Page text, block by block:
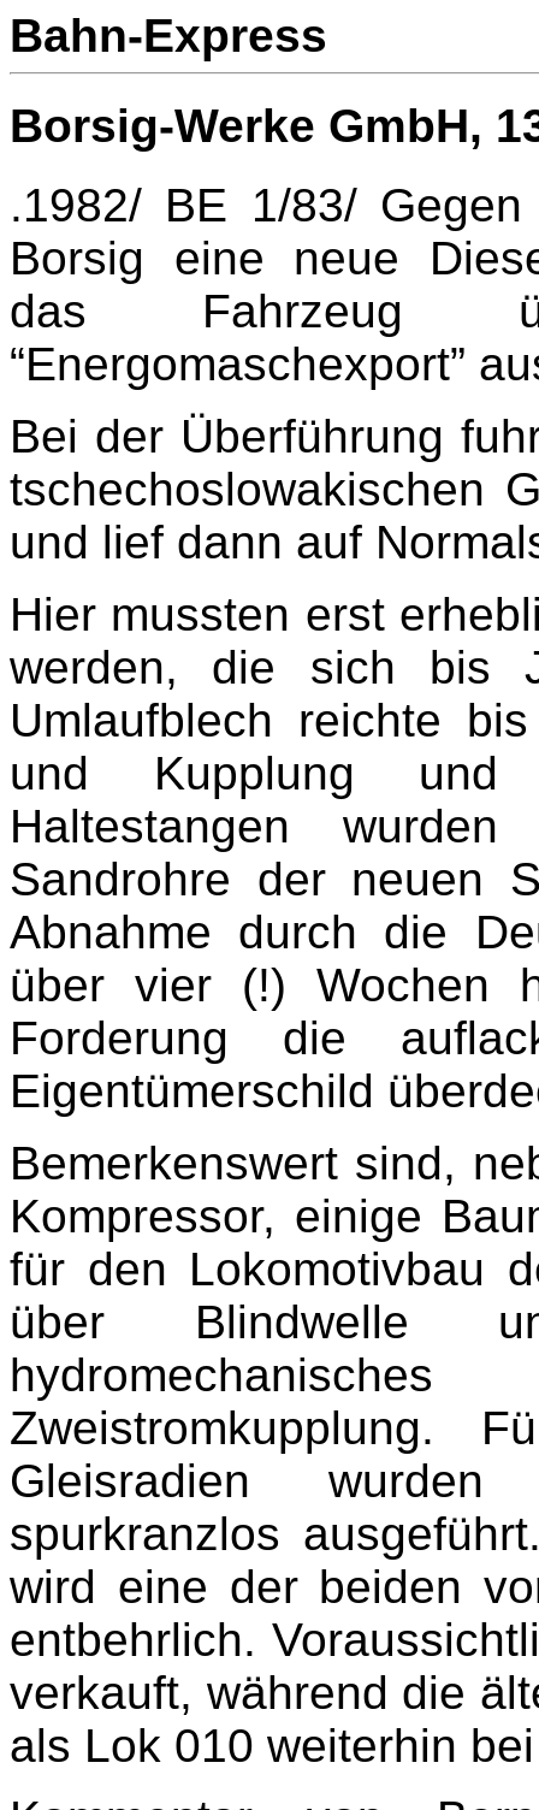
Bahn-Express
Borsig-Werke GmbH,
.1982/ BE 1/83/
Borsig eine neue
das Fahrzeug
“Energomaschexport”
Bei der Überführung
tschechoslowakischen
und lief dann auf
Hier mussten erst
werden, die sich bis
Umlaufblech reichte
und Kupplung und
Haltestangen
Sandrohre der neuen
Abnahme durch die
über vier (!) Wochen
Forderung die
Eigentümerschild
Bemerkenswert sind,
Kompressor, einige
für den Lokomotivbau
über Blindwelle
Zweistromkupplung.
Gleisradien
spurkranzlos
wird eine der beiden
entbehrlich.
verkauft, während die
als Lok 010 weiterhin